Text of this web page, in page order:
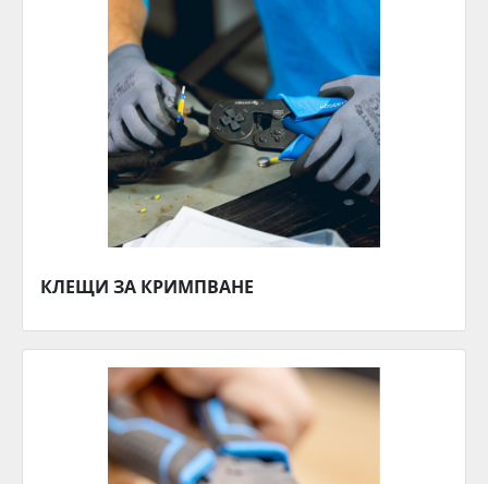
КЛЕЩИ ЗА КРИМПВАНЕ